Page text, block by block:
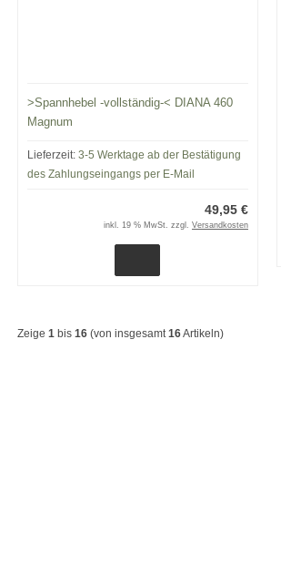
>Spannhebel -vollständig-< DIANA 460
Magnum
Lieferzeit: 3-5 Werktage ab der Bestätigung
des Zahlungseingangs per E-Mail
49,95 €
inkl. 19 % MwSt. zzgl. Versandkosten
Zeige 1 bis 16 (von insgesamt16Artikeln)